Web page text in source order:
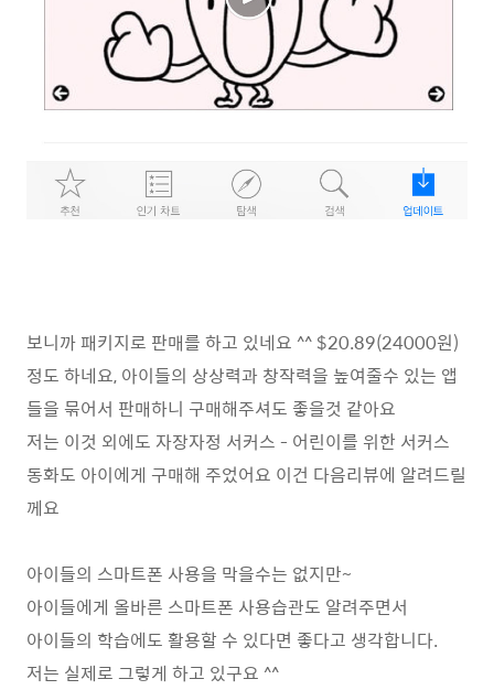
보니까 패키지로 판매를 하고 있네요 ^^ $20.89(24000원)
정도 하네요, 아이들의 상상력과 창작력을 높여줄수 있는 앱
들을 묶어서 판매하니 구매해주셔도 좋을것 같아요
저는 이것 외에도 자장자정 서커스 - 어린이를 위한 서커스
동화도 아이에게 구매해 주었어요 이건 다음리뷰에 알려드릴
께요
아이들의 스마트폰 사용을 막을수는 없지만~
아이들에게 올바른 스마트폰 사용습관도 알려주면서
아이들의 학습에도 활용할 수 있다면 좋다고 생각합니다.
저는 실제로 그렇게 하고 있구요 ^^